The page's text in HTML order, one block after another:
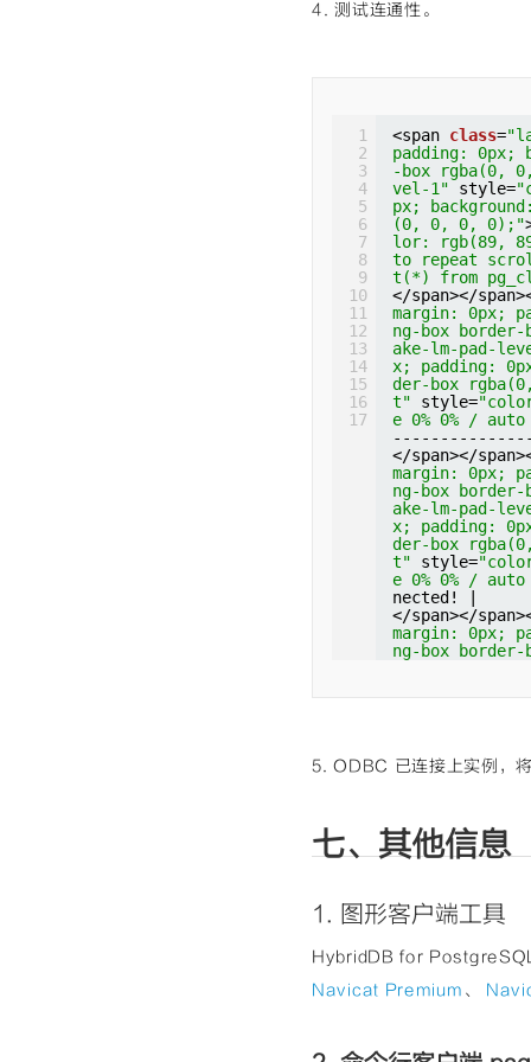
53, 153, 119);
</span></
margin: 0px;
ng-box
ake-lm-pad-
x; padding:
der-box
t"
style=
e 0% 0% /
m<span class=
ding: 0px;
x rgba(0, 0,
b(0, 92, 197);
at scroll
="cm-bracket"
ackground:
0, 0);">(</
in: 0px;
ox border-
="color:
0% / auto
pan class=
ng: 0px;
rgba(0, 0, 0,
</span></
margin: 0px;
ng-box
ake-lm-pad-
x; padding:
der-box
t" style=
at scroll
margin: 0px;
ng-box
(</span><span
padding: 0px;
53, 153, 119);
bracket"
gin: 0px;
t"
style=
x; padding:
der-box
t" style=
e 0% 0% /
64 = /usr/
</span></
margin: 0px;
ng-box
ake-lm-pad-
x; padding:
der-box
t" style=
e 0% 0% /
sage = 1
</span></
margin: 0px;
ng-box
ake-lm-pad-
x; padding:
der-box
t" style=
e 0% 0% /
ver from the
</span></
margin: 0px;
ng-box
ake-lm-pad-
x; padding:
der-box
t" style=
ake-lm-pad-
x; padding:
e 0% 0% /
L]
</span></
ng-box
ake-lm-pad-
der-box
t"
style=
e 0% 0% /
margin: 0px;
0% / auto
=
</span></
margin: 0px;
g-box border-
e-lm-pad-level-
padding: 0px;
box rgba(0,
yle= "color:
0% / auto
****
</span></
margin: 0px;
g-box border-
e-lm-pad-level-
padding: 0px;
box rgba(0,
yle="color:
0% / auto
****
</span></
margin: 0px;
g-box border-
e-lm-pad-level-
padding: 0px;
box rgba(0,
yle="color:
0% / auto
</span></
margin: 0px;
g-box border-
0 </span></span>
4. 测试连通性。
1
2
3
4
5
6
7
8
9
10
11
12
13
14
15
16
17
<span class=
padding: 0px;
-box rgba(0,
vel-1"
style=
px;
(0, 0, 0, 0);"
lor: rgb(89,
to repeat
t(*) from
</span></
margin: 0px;
ng-box
ake-lm-pad-
x; padding:
der-box
t"
style=
e 0% 0% /
</span></
margin: 0px;
ng-box
ake-lm-pad-
x; padding:
der-box
t"
style=
e 0% 0% /
nected! |
</span></
margin: 0px;
ng-box
</span></
margin: 0px;
x; padding:
der-box
t"
style=
-statement |
</span></
ng-box
ake-lm-pad-
x; padding:
5. ODBC 已连接上实例，
七、其他信息
1. 图形客户端工具
HybridDB for
Navicat Premium 、